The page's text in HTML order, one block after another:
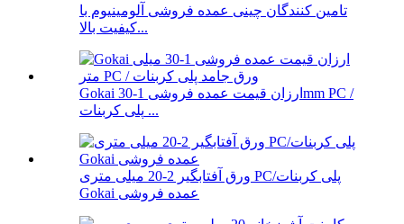
تامین کنندگان چینی عمده فروشی آلومینیوم با
کیفیت بالا...
Gokai ارزان قیمت عمده فروشی 1-30mm PC /
پلی کربنات ...
ورق آفتابگیر 2-20 میلی متری PC/پلی کربنات
Gokai عمده فروشی